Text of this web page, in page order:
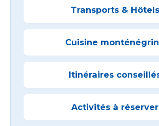
Transports & Hôtels
Cuisine
Itinéraires
Activités à réserver